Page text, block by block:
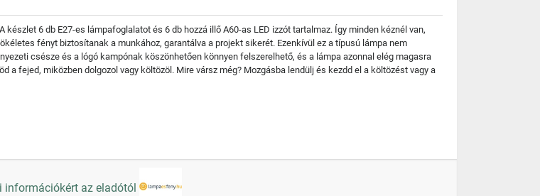
6 db E27-es lámpafoglalatot és 6 db hozzá illő A60-as LED izzót tartalmaz. Így minden kéznél van,
fényt biztosítanak a munkához, garantálva a projekt sikerét. Ezenkívül ez a típusú lámpa nem
csésze és a lógó kampónak köszönhetően könnyen felszerelhető, és a lámpa azonnal elég magasra
a fejed, miközben dolgozol vagy költözöl. Mire vársz még? Mozgásba lendülj és kezdd el a költözést vagy a
információkért az eladótól